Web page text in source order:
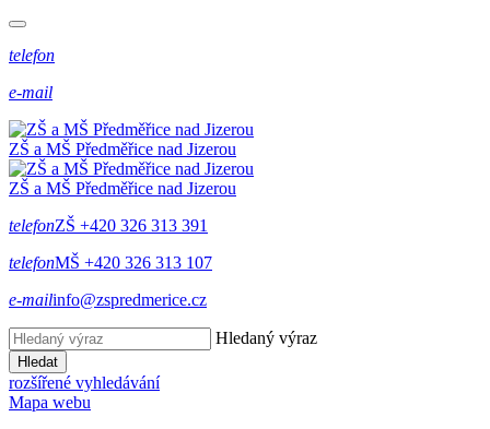
telefon
e-mail
ZŠ a MŠ Předměřice nad Jizerou
ZŠ a MŠ Předměřice nad Jizerou
telefonZŠ +420 326 313 391
telefonMŠ +420 326 313 107
e-mailinfo@zspredmerice.cz
Hledaný výraz
Hledat
rozšířené vyhledávání
Mapa webu